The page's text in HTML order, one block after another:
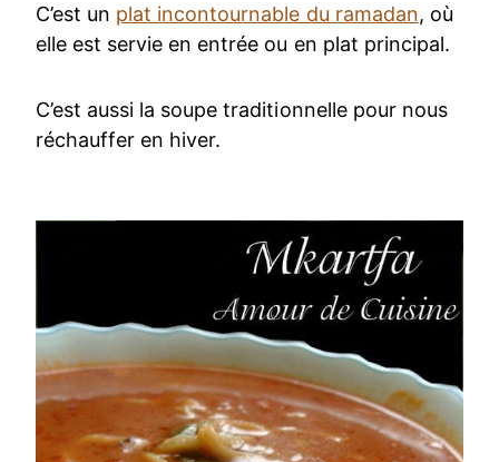
C’est un plat incontournable du ramadan, où
elle est servie en entrée ou en plat principal.
C’est aussi la soupe traditionnelle pour nous
réchauffer en hiver.